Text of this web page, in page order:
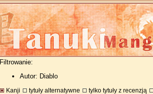
Filtrowanie:
Autor: Diablo
Kanji tytuły alternatywne tylko tytuły z recenzją